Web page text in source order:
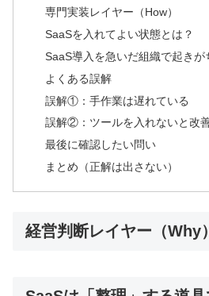
専門実装レイヤー（How）
SaaSを入れてよい状態とは？
SaaS導入を急いだ組織で起きが
よくある誤解
誤解①：手作業は遅れている
誤解②：ツールを入れないと改
最後に確認したい問い
まとめ（正解は出さない）
経営判断レイヤー（Why）